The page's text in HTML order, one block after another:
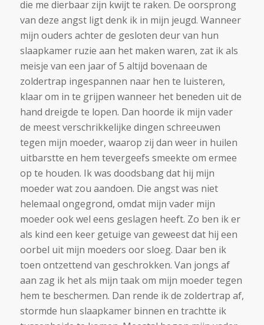
die me dierbaar zijn kwijt te raken. De oorsprong
van deze angst ligt denk ik in mijn jeugd. Wanneer
mijn ouders achter de gesloten deur van hun
slaapkamer ruzie aan het maken waren, zat ik als
meisje van een jaar of 5 altijd bovenaan de
zoldertrap ingespannen naar hen te luisteren,
klaar om in te grijpen wanneer het beneden uit de
hand dreigde te lopen. Dan hoorde ik mijn vader
de meest verschrikkelijke dingen schreeuwen
tegen mijn moeder, waarop zij dan weer in huilen
uitbarstte en hem tevergeefs smeekte om ermee
op te houden. Ik was doodsbang dat hij mijn
moeder wat zou aandoen. Die angst was niet
helemaal ongegrond, omdat mijn vader mijn
moeder ook wel eens geslagen heeft. Zo ben ik er
als kind een keer getuige van geweest dat hij een
oorbel uit mijn moeders oor sloeg. Daar ben ik
toen ontzettend van geschrokken. Van jongs af
aan zag ik het als mijn taak om mijn moeder tegen
hem te beschermen. Dan rende ik de zoldertrap af,
stormde hun slaapkamer binnen en trachtte ik